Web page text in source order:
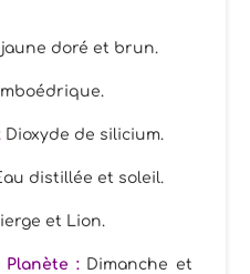
doré et brun.
Dioxyde de silicium.
distillée et soleil.
et Lion.
: Dimanche et